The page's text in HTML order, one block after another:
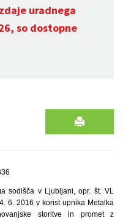
uradnega
so dostopne
sodišča v Ljubljani, opr. št. VL
6. 2016 v korist upnika Metalka
storitve in promet z